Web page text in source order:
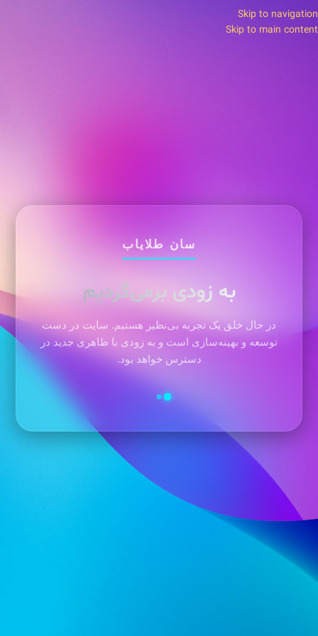
Skip to navigation
Skip to main content
سان طلایاب
به زودی برمی‌گردیم
در حال خلق یک تجربه بی‌نظیر هستیم. سایت در دست
توسعه و بهینه‌سازی است و به زودی با ظاهری جدید در
دسترس خواهد بود.